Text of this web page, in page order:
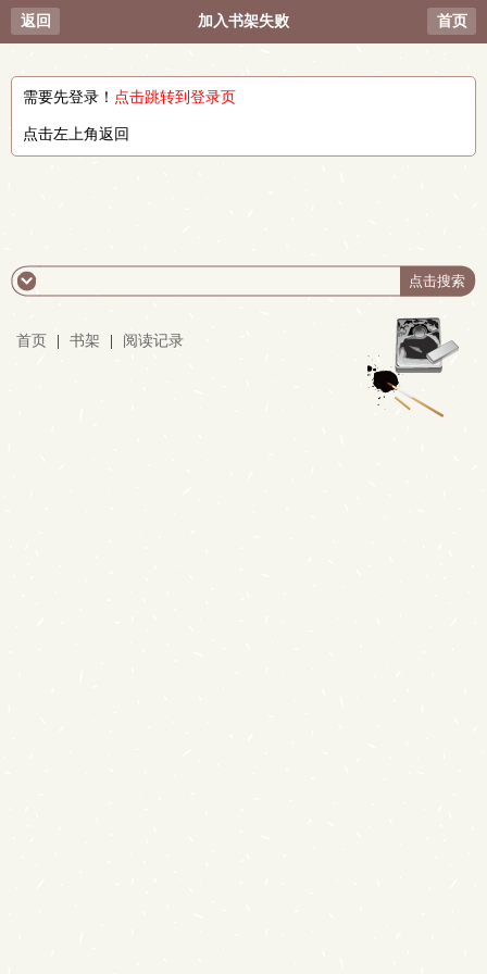
返回 加入书架失败 首页
需要先登录！ 点击跳转到登录页
点击左上角返回
首页 书架 阅读记录